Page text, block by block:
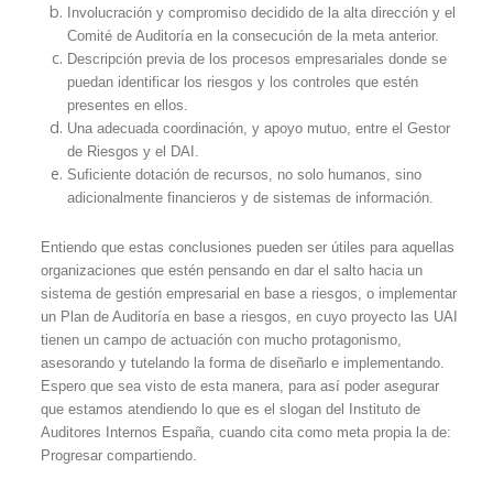
Involucración y compromiso decidido de la alta dirección y el
Comité de Auditoría en la consecución de la meta anterior.
Descripción previa de los procesos empresariales donde se
puedan identificar los riesgos y los controles que estén
presentes en ellos.
Una adecuada coordinación, y apoyo mutuo, entre el Gestor
de Riesgos y el DAI.
Suficiente dotación de recursos, no solo humanos, sino
adicionalmente financieros y de sistemas de información.
Entiendo que estas conclusiones pueden ser útiles para aquellas
organizaciones que estén pensando en dar el salto hacia un
sistema de gestión empresarial en base a riesgos, o implementar
un Plan de Auditoría en base a riesgos, en cuyo proyecto las UAI
tienen un campo de actuación con mucho protagonismo,
asesorando y tutelando la forma de diseñarlo e implementando.
Espero que sea visto de esta manera, para así poder asegurar
que estamos atendiendo lo que es el slogan del Instituto de
Auditores Internos España, cuando cita como meta propia la de:
Progresar compartiendo.